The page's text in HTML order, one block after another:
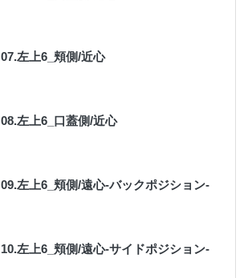
07.左上6_頬側/近心
08.左上6_口蓋側/近心
09.左上6_頬側/遠心-バックポジション-
10.左上6_頬側/遠心-サイドポジション-